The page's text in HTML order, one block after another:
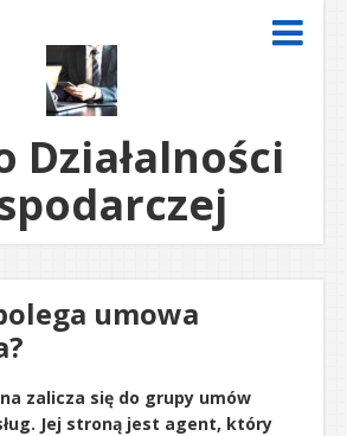
Działalności
umowa
zalicza się do grupy umów
Jej stroną jest agent, który